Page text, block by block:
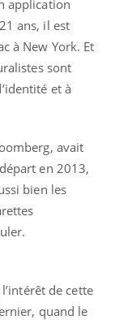
application
ans, il est
à New York. Et
sont
et à
avait
en 2013,
bien les
de cette
quand le